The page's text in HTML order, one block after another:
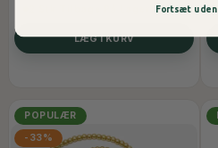
LÆG I KURV
POPULÆR
-33%
Fortsæt